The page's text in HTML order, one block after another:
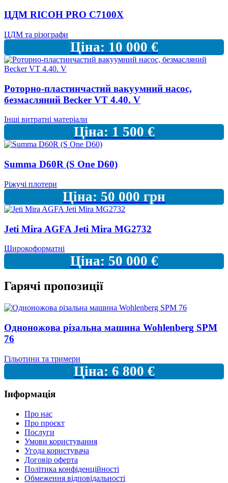
ЦДМ RICOH PRO C7100X
ЦДМ та різографи
Ціна: 10 000 €
Роторно-пластинчастий вакуумний насос,
безмасляний Becker VT 4.40. V
Інші витратні матеріали
Ціна: 1 500 €
Summa D60R (S One D60)
Ріжучі плотери
Ціна: 50 000 грн
Jeti Mira AGFA Jeti Mira MG2732
Широкоформатні
Ціна: 50 000 €
Гарячі пропозиції
Одноножова різальна машина Wohlenberg SPM
76
Гільотини та тримери
Ціна: 6 800 €
Інформація
Про нас
Про проєкт
Послуги
Умови користування
Угода користувача
Договір оферта
Політика конфіденційності
Обмеження відповідальності